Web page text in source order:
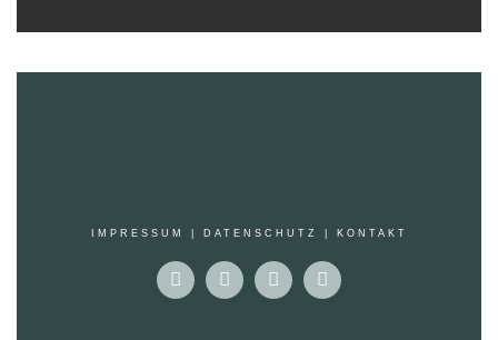
IMPRESSUM DATENSCHUTZ | KONTAKT